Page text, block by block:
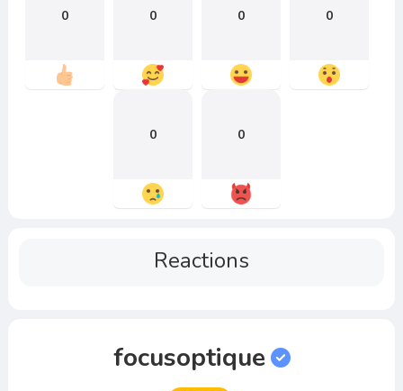
0 0 0 0
0 0
Reactions
focusoptique